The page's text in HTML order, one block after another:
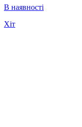
В наявності
Хіт